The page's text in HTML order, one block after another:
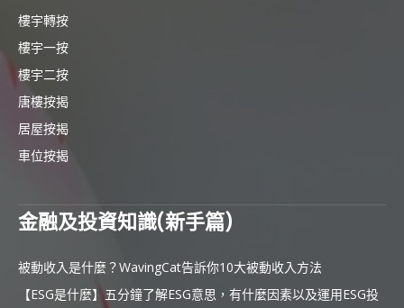
樓宇轉按
樓宇一按
樓宇二按
唐樓按揭
居屋按揭
車位按揭
金融及投資知識(新手篇)
被動收入是什麼？WavingCat告訴你10大被動收入方法
【ESG是什麼】五分鐘了解ESG意思，有什麼因素以及運用ESG投